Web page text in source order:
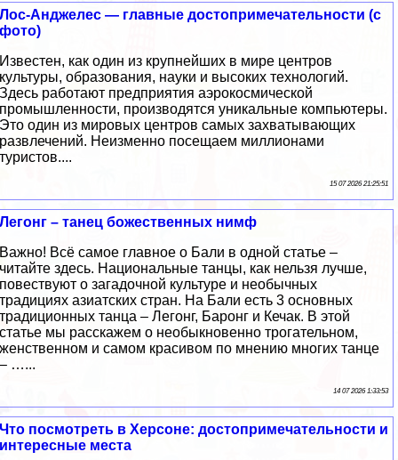
Лос-Анджелес — главные достопримечательности (с
фото)
Известен, как один из крупнейших в мире центров
культуры, образования, науки и высоких технологий.
Здесь работают предприятия аэрокосмической
промышленности, производятся уникальные компьютеры.
Это один из мировых центров самых захватывающих
развлечений. Неизменно посещаем миллионами
туристов....
15 07 2026 21:25:51
Легонг – танец божественных нимф
Важно! Всё самое главное о Бали в одной статье –
читайте здесь. Национальные танцы, как нельзя лучше,
повествуют о загадочной культуре и необычных
традициях азиатских стран. На Бали есть 3 основных
традиционных танца – Легонг, Баронг и Кечак. В этой
статье мы расскажем о необыкновенно трогательном,
женственном и самом красивом по мнению многих танце
– …...
14 07 2026 1:33:53
Что посмотреть в Херсоне: достопримечательности и
интересные места